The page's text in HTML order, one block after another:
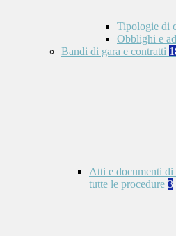
Tipologie di
Obblighi e
Bandi di gara e contratti
Atti e documenti di
tutte le procedure 3